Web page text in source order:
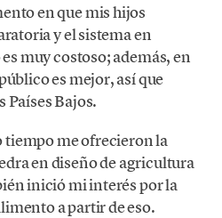
en que mis hijos
y el sistema en
muy costoso; además, en
es mejor, así que
Países Bajos.
me ofrecieron la
en diseño de agricultura
inició mi interés por la
a partir de eso.